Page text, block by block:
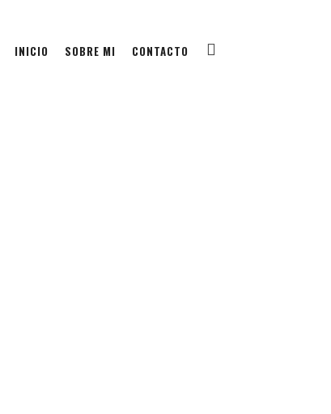
INICIO SOBRE MI CONTACTO